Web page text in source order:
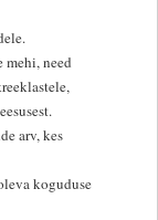
mehi, need
arv, kes
koguduse